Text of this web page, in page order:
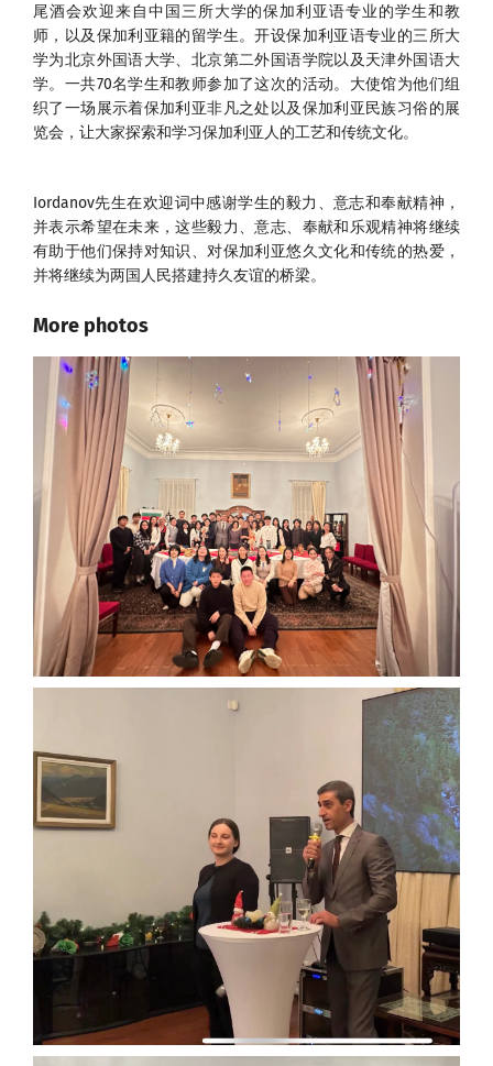
尾酒会欢迎来自中国三所大学的保加利亚语专业的学生和教
师，以及保加利亚籍的留学生。开设保加利亚语专业的三所大
学为北京外国语大学、北京第二外国语学院以及天津外国语大
学。一共70名学生和教师参加了这次的活动。大使馆为他们组
织了一场展示着保加利亚非凡之处以及保加利亚民族习俗的展
览会，让大家探索和学习保加利亚人的工艺和传统文化。
Iordanov先生在欢迎词中感谢学生的毅力、意志和奉献精神，
并表示希望在未来，这些毅力、意志、奉献和乐观精神将继续
有助于他们保持对知识、对保加利亚悠久文化和传统的热爱，
并将继续为两国人民搭建持久友谊的桥梁。
More photos